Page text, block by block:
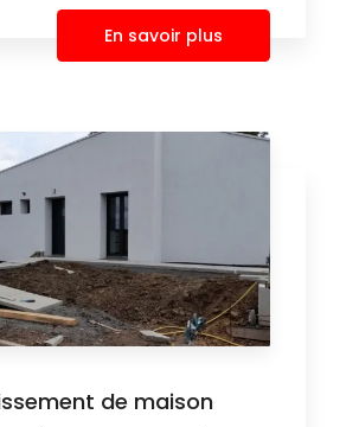
En savoir plus
de maison